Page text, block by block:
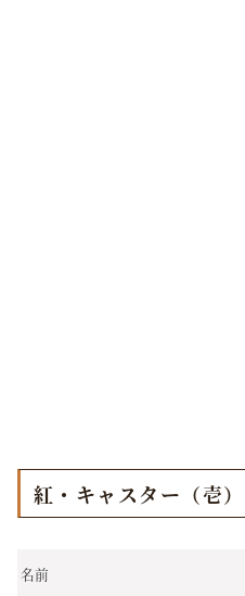
紅・キャスター（壱）
名前